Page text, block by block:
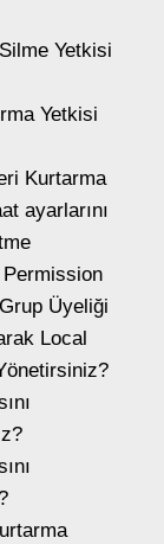
Yetkisi
Yetkisi
Kurtarma
ayarlarını
Üyeliği
Local